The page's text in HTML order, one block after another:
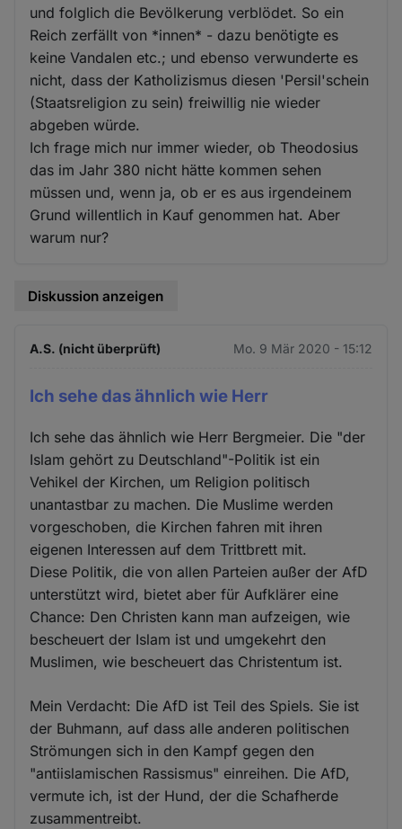
und folglich die Bevölkerung verblödet. So ein
Reich zerfällt von *innen* - dazu benötigte es
keine Vandalen etc.; und ebenso verwunderte es
nicht, dass der Katholizismus diesen 'Persil'schein
(Staatsreligion zu sein) freiwillig nie wieder
abgeben würde.
Ich frage mich nur immer wieder, ob Theodosius
das im Jahr 380 nicht hätte kommen sehen
müssen und, wenn ja, ob er es aus irgendeinem
Grund willentlich in Kauf genommen hat. Aber
warum nur?
Diskussion anzeigen
A.S. (nicht überprüft) Mo. 9 Mär 2020 - 15:12
Ich sehe das ähnlich wie Herr
Ich sehe das ähnlich wie Herr Bergmeier. Die "der
Islam gehört zu Deutschland"-Politik ist ein
Vehikel der Kirchen, um Religion politisch
unantastbar zu machen. Die Muslime werden
vorgeschoben, die Kirchen fahren mit ihren
eigenen Interessen auf dem Trittbrett mit.
Diese Politik, die von allen Parteien außer der AfD
unterstützt wird, bietet aber für Aufklärer eine
Chance: Den Christen kann man aufzeigen, wie
bescheuert der Islam ist und umgekehrt den
Muslimen, wie bescheuert das Christentum ist.
Mein Verdacht: Die AfD ist Teil des Spiels. Sie ist
der Buhmann, auf dass alle anderen politischen
Strömungen sich in den Kampf gegen den
"antiislamischen Rassismus" einreihen. Die AfD,
vermute ich, ist der Hund, der die Schafherde
zusammentreibt.